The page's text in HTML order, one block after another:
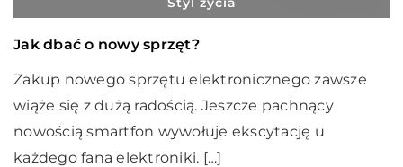
Jak dbać o nowy sprzęt?
Zakup nowego sprzętu elektronicznego zawsze
wiąże się z dużą radością. Jeszcze pachnący
nowością smartfon wywołuje ekscytację u
każdego fana elektroniki. […]